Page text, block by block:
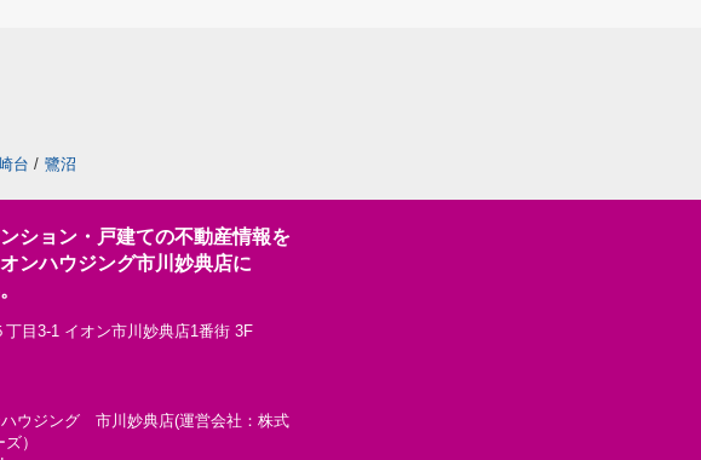
台 / 鷺沼
ション・戸建ての不動産情報を
ンハウジング市川妙典店に
目3-1 イオン市川妙典店1番街 3F
ウジング 市川妙典店(運営会社：株式
）